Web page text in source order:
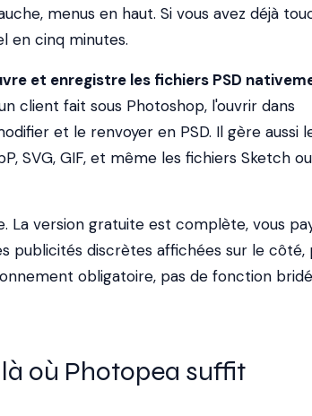
menus en haut. Si vous avez déjà
en cinq minutes.
et enregistre les fichiers PSD
client fait sous Photoshop, l'ouvrir dans
et le renvoyer en PSD. Il gère aussi
SVG, GIF, et même les fichiers Sketch
La version gratuite est complète, vous
publicités discrètes affichées sur le côté,
obligatoire, pas de fonction
où Photopea suffit